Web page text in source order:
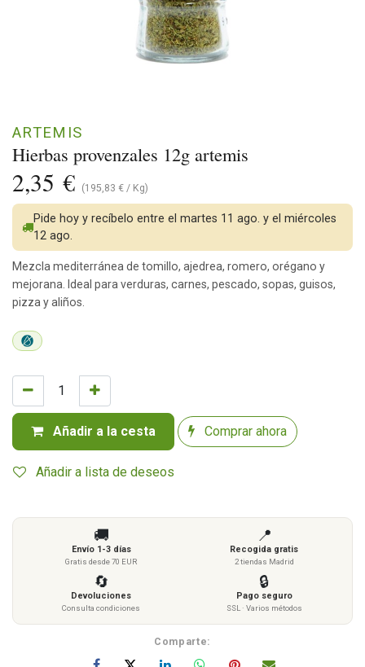
Hierbas provenzales 12g artemis
ARTEMIS
2,35 € (195,83 € / Kg)
Añadir a la cesta Comprar ahora
Añadir a lista de deseos
Pide hoy y recíbelo entre el martes 11 ago. y el miércoles
12 ago.
Mezcla mediterránea de tomillo, ajedrea, romero, orégano y
mejorana. Ideal para verduras, carnes, pescado, sopas, guisos,
pizza y aliños.
🚚
Envío 1-3 días
Gratis desde 70 EUR
📍
Recogida gratis
2 tiendas Madrid
🔄
Devoluciones
Consulta condiciones
🔒
Pago seguro
SSL · Varios métodos
Comparte: